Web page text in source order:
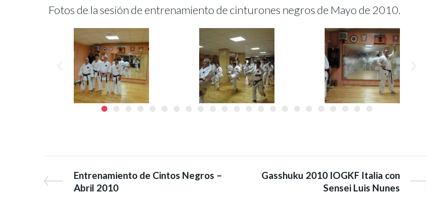
Fotos de la sesión de entrenamiento de cinturones negros de Mayo de 2010.
Entrenamiento de Cintos Negros –
Abril 2010
Gasshuku 2010 IOGKF Italia con
Sensei Luis Nunes